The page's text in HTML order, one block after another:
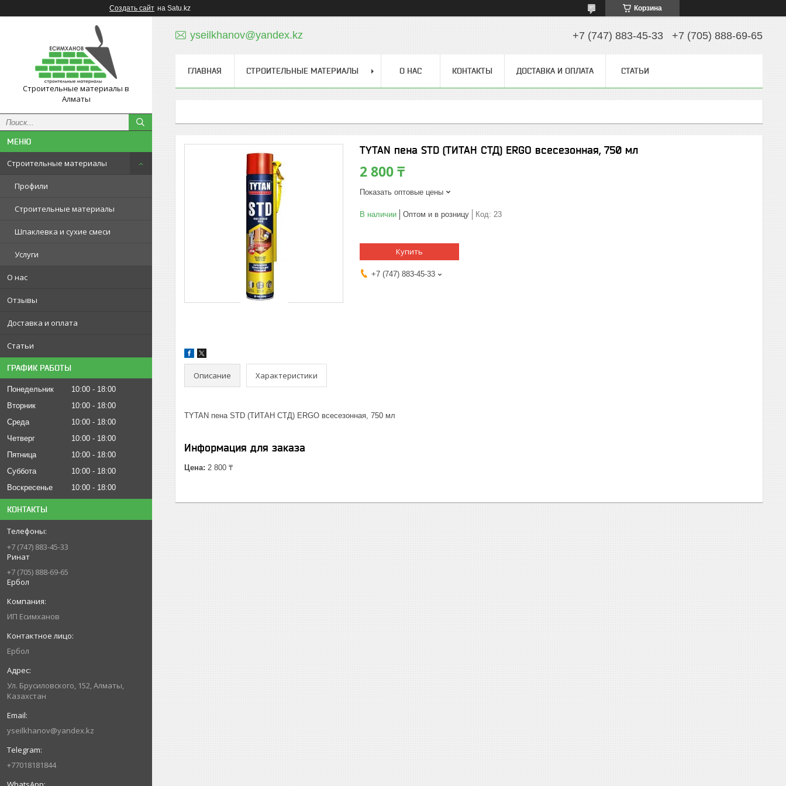
Создать сайт на Satu.kz Корзина
Строительные материалы в
Алматы
Строительные материалы
Профили
Строительные материалы
Шпаклевка и сухие смеси
Услуги
О нас
Отзывы
Доставка и оплата
Статьи
ГРАФИК РАБОТЫ
Понедельник 10:00
18:00
Вторник
10:00
18:00
Среда
10:00
18:00
Четверг
10:00
18:00
Пятница
10:00
18:00
Суббота
10:00
18:00
Воскресенье
10:00 18:00
КОНТАКТЫ
+7 (747) 883-45-33
Ринат
+7 (705) 888-69-65
Ербол
ИП Есимxанов
Ербол
Ул. Брусиловского, 152, Алматы,
Казахстан
yseilkhanov@yandex.kz
+77018181844
yseilkhanov@yandex.kz +7 (747) 883-45-33 +7 (705) 888-69-65
ГЛАВНАЯ СТРОИТЕЛЬНЫЕ МАТЕРИАЛЫ О НАС КОНТАКТЫ ДОСТАВКА И ОПЛАТА СТАТЬИ
TYTAN пена STD (ТИТАН СТД) ERGO всесезонная, 750 мл
2 800 ₸
Показать оптовые цены
В наличии Оптом и в розницу Код: 23
Купить
+7 (747) 883-45-33
Описание Характеристики
TYTAN пена STD (ТИТАН СТД) ERGO всесезонная, 750 мл
Информация для заказа
Цена: 2 800 ₸